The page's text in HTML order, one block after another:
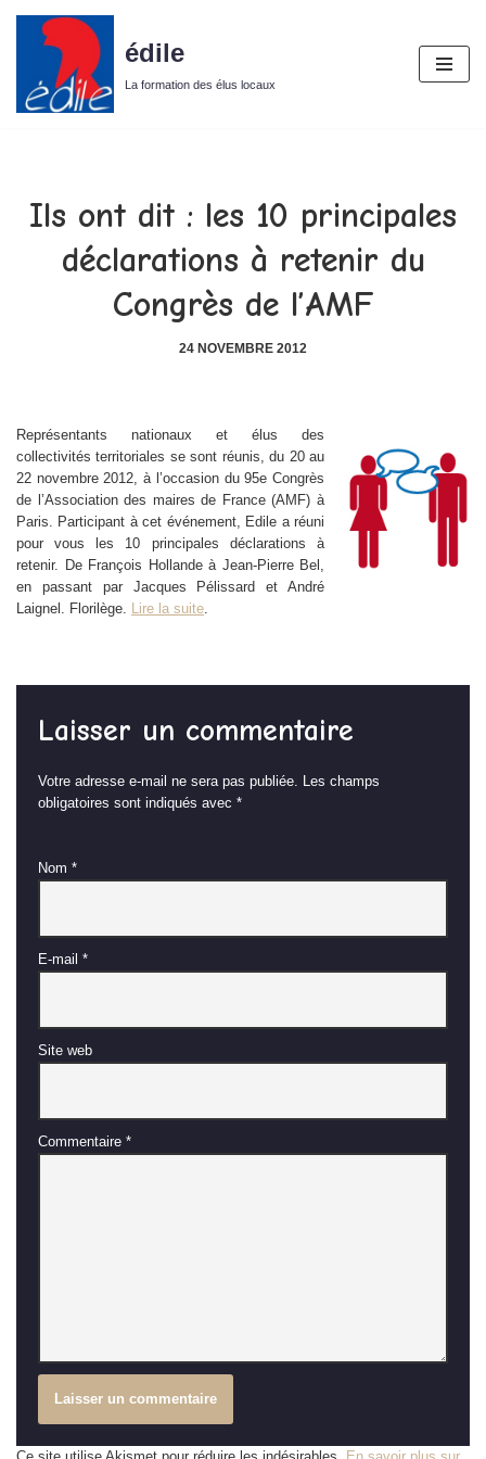
contenu
édile
La formation des élus locaux
Ils ont dit : les 10 principales
déclarations à retenir du
Congrès de l’AMF
24 NOVEMBRE 2012
Représentants nationaux et élus des
collectivités territoriales se sont réunis, du 20 au
22 novembre 2012, à l’occasion du 95e Congrès
de l’Association des maires de France (AMF) à
Paris. Participant à cet événement, Edile a réuni
pour vous les 10 principales déclarations à
retenir. De François Hollande à Jean-Pierre Bel,
en passant par Jacques Pélissard et André
Laignel. Florilège. Lire la suite.
Laisser un commentaire
Votre adresse e-mail ne sera pas publiée. Les champs
obligatoires sont indiqués avec *
Nom *
E-mail *
Site web
Commentaire *